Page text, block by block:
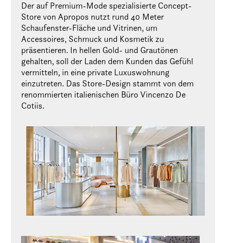
Der auf Premium-Mode spezialisierte Concept-
Store von Apropos nutzt rund 40 Meter
Schaufenster-Fläche und Vitrinen, um
Accessoires, Schmuck und Kosmetik zu
präsentieren. In hellen Gold- und Grautönen
gehalten, soll der Laden dem Kunden das Gefühl
vermitteln, in eine private Luxuswohnung
einzutreten. Das Store-Design stammt von dem
renommierten italienischen Büro Vincenzo De
Cotiis.